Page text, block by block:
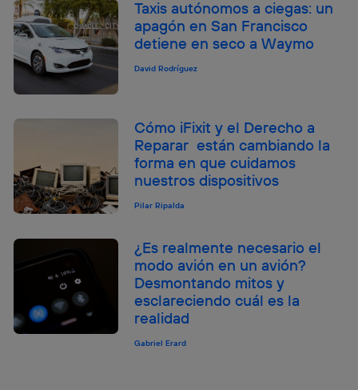
Taxis autónomos a ciegas: un
apagón en San Francisco
detiene en seco a Waymo
David Rodríguez
Cómo iFixit y el Derecho a
Reparar están cambiando la
forma en que cuidamos
nuestros dispositivos
Pilar Ripalda
¿Es realmente necesario el
modo avión en un avión?
Desmontando mitos y
esclareciendo cuál es la
realidad
Gabriel Erard